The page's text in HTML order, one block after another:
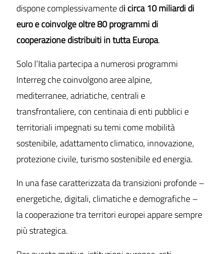
dispone complessivamente di circa 10 miliardi di
euro e coinvolge oltre 80 programmi di
cooperazione distribuiti in tutta Europa.
Solo l’Italia partecipa a numerosi programmi
Interreg che coinvolgono aree alpine,
mediterranee, adriatiche, centrali e
transfrontaliere, con centinaia di enti pubblici e
territoriali impegnati su temi come mobilità
sostenibile, adattamento climatico, innovazione,
protezione civile, turismo sostenibile ed energia.
In una fase caratterizzata da transizioni profonde –
energetiche, digitali, climatiche e demografiche –
la cooperazione tra territori europei appare sempre
più strategica.